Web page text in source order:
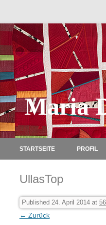
Maria
STARTSEITE PROFIL
UllasTop
Published 24. April 2014 at
← Zurück